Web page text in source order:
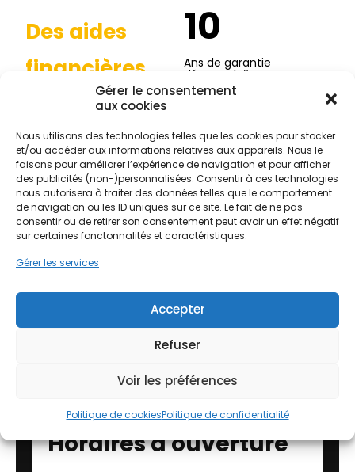
Gérer le consentement
aux cookies
Nous utilisons des technologies telles que les cookies pour stocker
et/ou accéder aux informations relatives aux appareils. Nous le
faisons pour améliorer l’expérience de navigation et pour afficher
des publicités (non-)personnalisées. Consentir à ces technologies
nous autorisera à traiter des données telles que le comportement
de navigation ou les ID uniques sur ce site. Le fait de ne pas
consentir ou de retirer son consentement peut avoir un effet négatif
sur certaines fonctonnalités et caractéristiques.
Gérer les services
Accepter
Refuser
Voir les préférences
Politique de cookiesPolitique de confidentialité
Des aides
financières
Possibles pour votre
en vigueur.
10
Ans de garantie
décennale*
conditions du contrat.
Contactez-nous
Centre Commercial E.Leclerc 50 Rue
01 59 30 20 82
Horaires d'ouverture